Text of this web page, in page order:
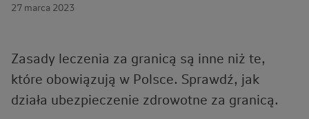
27 marca 2023
Zasady leczenia za granicą są inne niż te,
które obowiązują w Polsce. Sprawdź, jak
działa ubezpieczenie zdrowotne za granicą.